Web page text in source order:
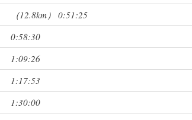
（12.8km） 0:51:25
0:58:30
1:09:26
1:17:53
1:30:00